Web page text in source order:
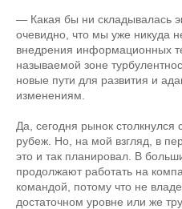
— Какая бы ни складывалась
очевидно, что мы уже никуда
внедрения информационных
называемой зоне
новые пути для развития и
изменениям.
Да, сегодня рынок столкнулся
рубеж. Но, на мой взгляд, в
это и так планировал. В
продолжают работать на
командой, потому что не
достаточном уровне или же